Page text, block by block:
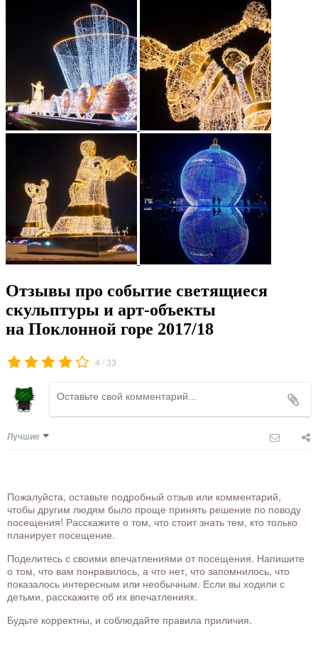
Отзывы про событие светящиеся
скульптуры и арт-объекты
на Поклонной горе 2017/18
4 /33
Лучшие
Пожалуйста, оставьте подробный отзыв или комментарий,
чтобы другим людям было проще принять решение по поводу
посещения! Расскажите о том, что стоит знать тем, кто только
планирует посещение.
Поделитесь с своими впечатлениями от посещения. Напишите
о том, что вам понравилось, а что нет, что запомнилось, что
показалось интересным или необычным. Если вы ходили с
детьми, расскажите об их впечатлениях.
Будьте корректны, и соблюдайте правила приличия.